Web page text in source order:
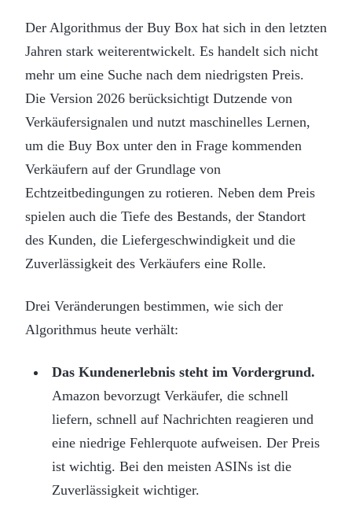
Der Algorithmus der Buy Box hat sich in den letzten
Jahren stark weiterentwickelt. Es handelt sich nicht
mehr um eine Suche nach dem niedrigsten Preis.
Die Version 2026 berücksichtigt Dutzende von
Verkäufersignalen und nutzt maschinelles Lernen,
um die Buy Box unter den in Frage kommenden
Verkäufern auf der Grundlage von
Echtzeitbedingungen zu rotieren. Neben dem Preis
spielen auch die Tiefe des Bestands, der Standort
des Kunden, die Liefergeschwindigkeit und die
Zuverlässigkeit des Verkäufers eine Rolle.
Drei Veränderungen bestimmen, wie sich der
Algorithmus heute verhält:
Das Kundenerlebnis steht im Vordergrund.
Amazon bevorzugt Verkäufer, die schnell
liefern, schnell auf Nachrichten reagieren und
eine niedrige Fehlerquote aufweisen. Der Preis
ist wichtig. Bei den meisten ASINs ist die
Zuverlässigkeit wichtiger.